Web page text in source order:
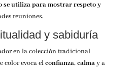
se utiliza para mostrar respeto y
reuniones.
y sabiduría
en la colección tradicional
color evoca elconfianza, calmay a